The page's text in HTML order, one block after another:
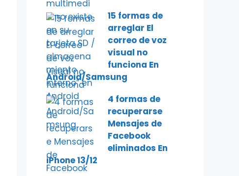
15 formas de
arreglar El
correo de voz
visual no
funciona En
Android/Samsung
4 formas de
recuperarse
Mensajes de
Facebook
eliminados En
iPhone 13/12